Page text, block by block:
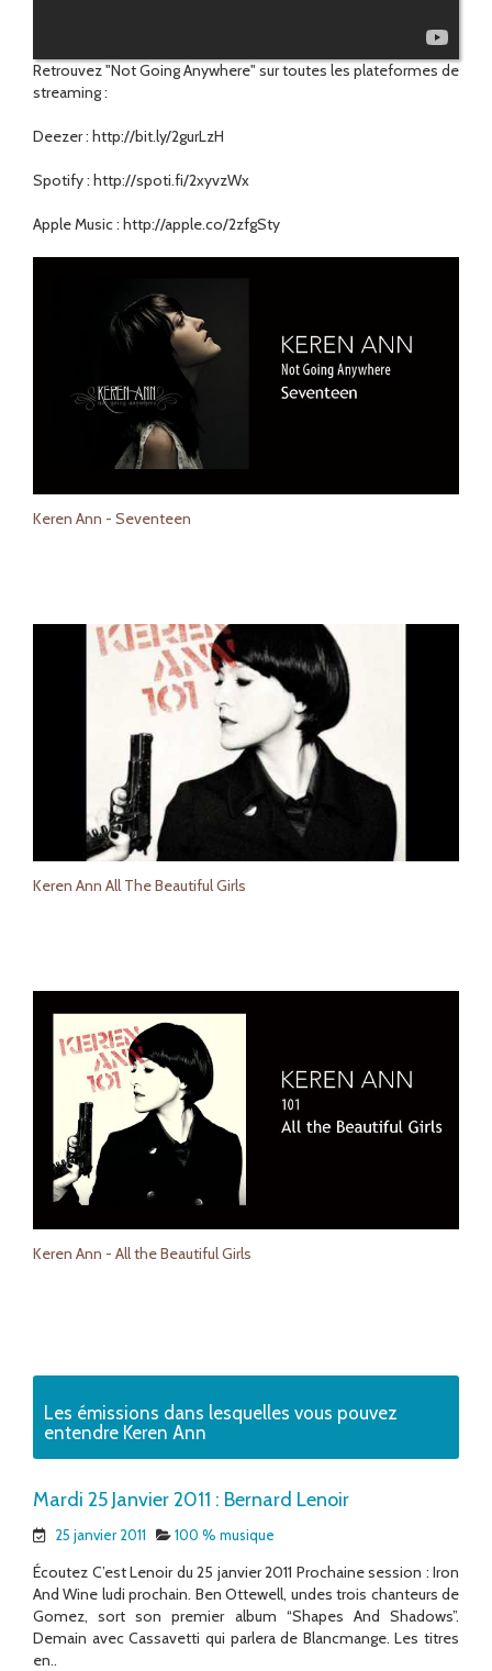
Retrouvez "Not Going Anywhere" sur toutes les plateformes de
streaming :
Deezer : http://bit.ly/2gurLzH
Spotify : http://spoti.fi/2xyvzWx
Apple Music : http://apple.co/2zfgSty
Keren Ann - Seventeen
Keren Ann All The Beautiful Girls
Keren Ann - All the Beautiful Girls
Les émissions dans lesquelles vous pouvez
entendre Keren Ann
Mardi 25 Janvier 2011 : Bernard Lenoir
25 janvier 2011 100 % musique
Écoutez C’est Lenoir du 25 janvier 2011 Prochaine session : Iron
And Wine ludi prochain. Ben Ottewell, undes trois chanteurs de
Gomez, sort son premier album “Shapes And Shadows”.
Demain avec Cassavetti qui parlera de Blancmange. Les titres
en..